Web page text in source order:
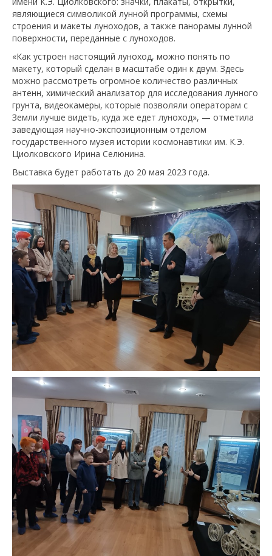
являющиеся символикой лунной программы, схемы
строения и макеты луноходов, а также панорамы лунной
поверхности, переданные с луноходов.
«Как устроен настоящий луноход, можно понять по
макету, который сделан в масштабе один к двум. Здесь
можно рассмотреть огромное количество различных
антенн, химический анализатор для исследования лунного
грунта, видеокамеры, которые позволяли операторам с
Земли лучше видеть, куда же едет луноход», — отметила
заведующая научно-экспозиционным отделом
государственного музея истории космонавтики им. К.Э.
Циолковского Ирина Селюнина.
Выставка будет работать до 20 мая 2023 года.